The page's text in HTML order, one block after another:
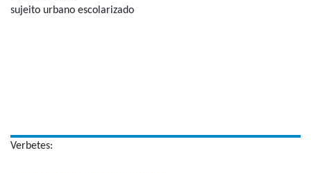
sujeito urbano escolarizado
Verbetes: